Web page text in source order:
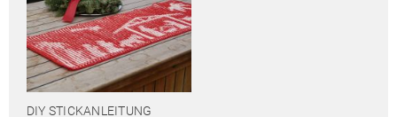
DIY STICKANLEITUNG